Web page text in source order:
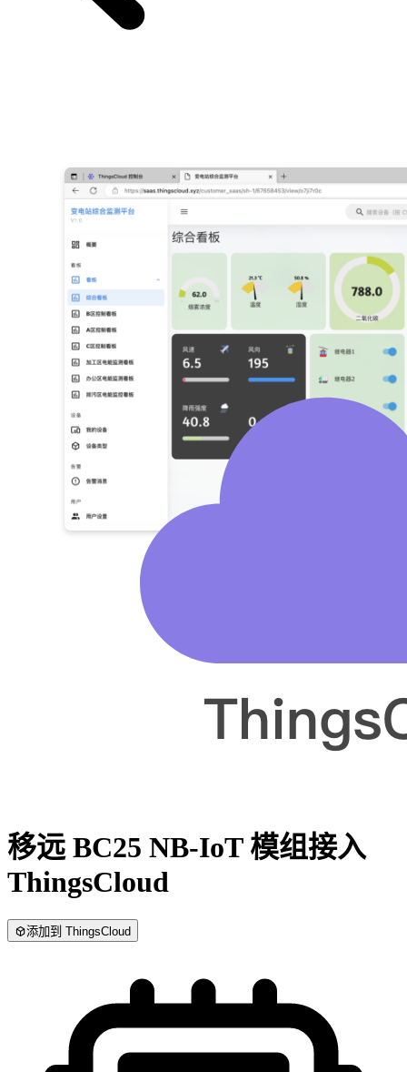
移远 BC25 NB-IoT 模组接入
ThingsCloud
添加到 ThingsCloud